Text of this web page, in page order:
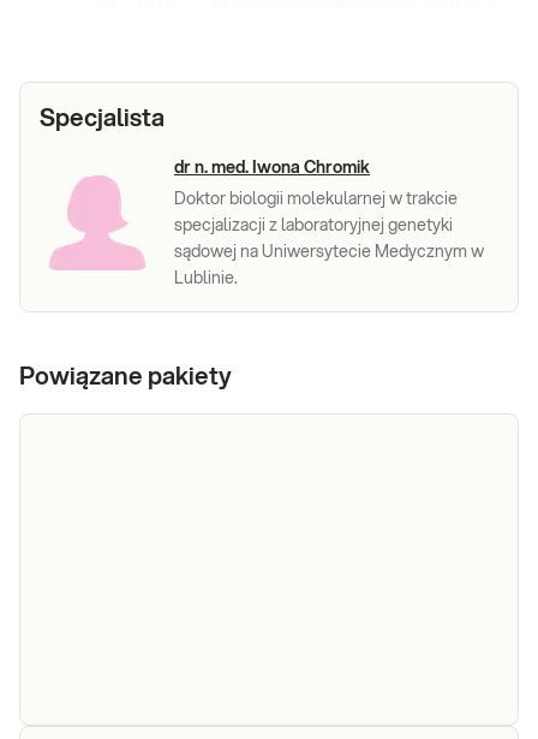
Specjalista
dr n. med. Iwona Chromik
Doktor biologii molekularnej w trakcie
specjalizacji z laboratoryjnej genetyki
sądowej na Uniwersytecie Medycznym w
Lublinie.
Powiązane pakiety